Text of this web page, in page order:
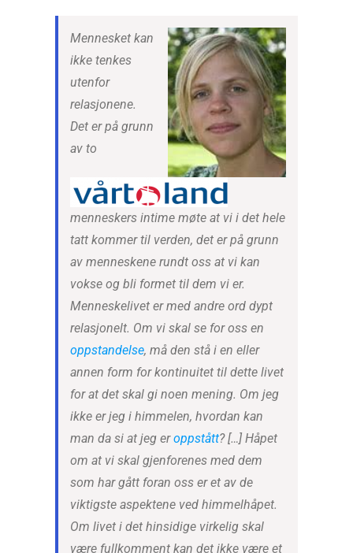
Mennesket kan
ikke tenkes
utenfor
relasjonene.
Det er på grunn
av to
menneskers intime møte at vi i det hele
tatt kommer til verden, det er på grunn
av menneskene rundt oss at vi kan
vokse og bli formet til dem vi er.
Menneskelivet er med andre ord dypt
relasjonelt. Om vi skal se for oss en
oppstandelse, må den stå i en eller
annen form for kontinuitet til dette livet
for at det skal gi noen mening. Om jeg
ikke er jeg i himmelen, hvordan kan
man da si at jeg eroppstått? […] Håpet
om at vi skal gjenforenes med dem
som har gått foran oss er et av de
viktigste aspektene ved himmelhåpet.
Om livet i det hinsidige virkelig skal
være fullkomment kan det ikke være et